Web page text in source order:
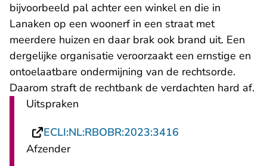
bijvoorbeeld pal achter een winkel en die in
Lanaken op een woonerf in een straat met
meerdere huizen en daar brak ook brand uit. Een
dergelijke organisatie veroorzaakt een ernstige en
ontoelaatbare ondermijning van de rechtsorde.
Daarom straft de rechtbank de verdachten hard af.
Uitspraken
ECLI:NL:RBOBR:2023:3416
Afzender